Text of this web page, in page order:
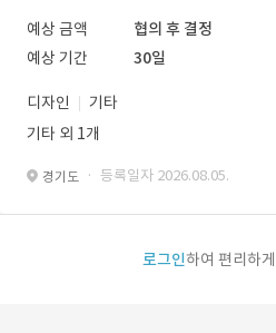
예상 금액
협의 후 결정
예상 기간
30일
디자인
기타
기타 외 1개
경기도 · 등록일자 2026.08.05.
로그인하여 편리하